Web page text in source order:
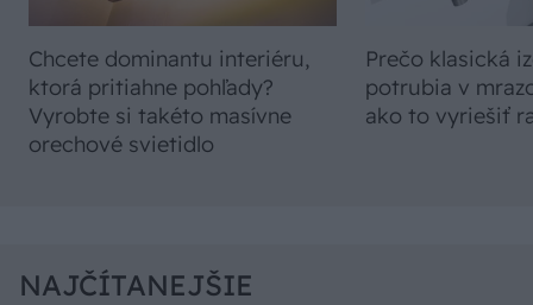
Chcete dominantu interiéru,
ktorá pritiahne pohľady?
Vyrobte si takéto masívne
orechové svietidlo
Prečo klasická
potrubia v
ako to vyriešiť
NAJČÍTANEJŠIE